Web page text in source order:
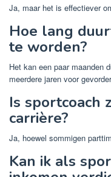
Ja, maar het is effectiever
Hoe lang
te worden?
Het kan een paar maanden
meerdere jaren voor
Is sportcoach
carrière?
Ja, hoewel sommigen
Kan ik als